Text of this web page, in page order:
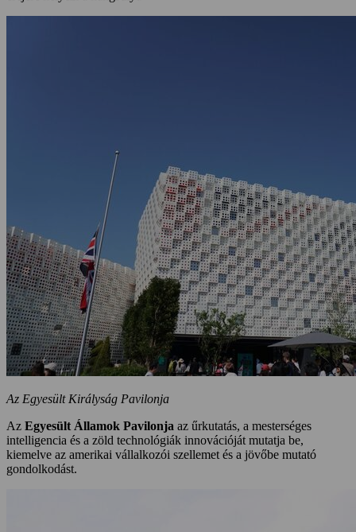
Az Egyesült Királyság Pavilonja
Az Egyesült Államok Pavilonja az űrkutatás, a mesterséges
intelligencia és a zöld technológiák innovációját mutatja be,
kiemelve az amerikai vállalkozói szellemet és a jövőbe mutató
gondolkodást.